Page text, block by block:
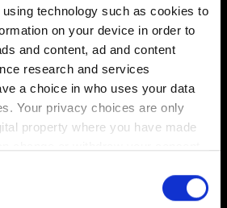
technology such as cookies to
on your device in order to
and content, ad and content
research and services
a choice in who uses your data
Your privacy choices are only
property where you have made
하세요!)
설명
0/20